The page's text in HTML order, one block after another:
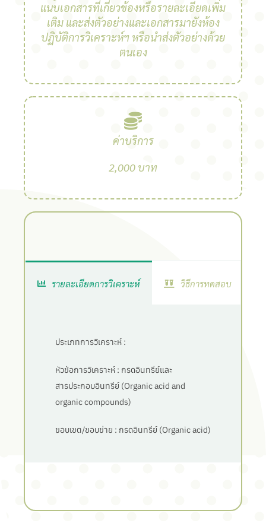
แนบเอกสารที่เกี่ยวข้องหรือรายละเอียดเพิ่ม
เติม และส่งตัวอย่างและเอกสารมายังห้อง
ปฏิบัติการวิเคราะห์ฯ หรือนำส่งตัวอย่างด้วย
ตนเอง
ค่าบริการ
2,000 บาท
รายละเอียดการวิเคราะห์ วิธีการทดสอบ
ประเภทการวิเคราะห์ :
หัวข้อการวิเคราะห์ : กรดอินทรีย์และ
สารประกอบอินทรีย์ (Organic acid and
organic compounds)
ขอบเขต/ขอบข่าย : กรดอินทรีย์ (Organic acid)